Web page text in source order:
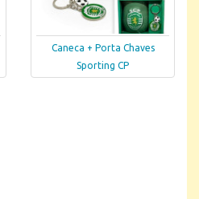
Caneca + Porta Chaves
Sporting CP